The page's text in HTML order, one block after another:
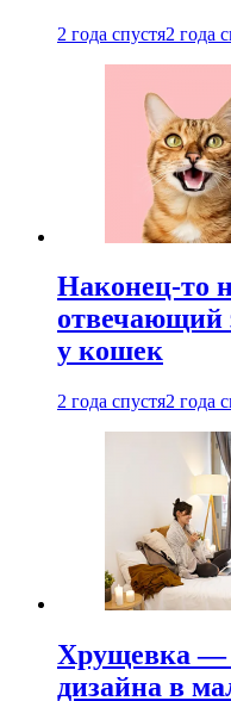
2 года спустя2 года
Наконец-то
отвечающий
у кошек
2 года спустя2 года
Хрущевка —
дизайна в